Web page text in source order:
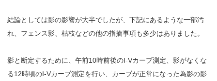
結論としては影の影響が大半でしたが、下記にあるような一部汚
れ、フェンス影、枯枝などの他の指摘事項も多少はありました。
影と断定するために、午前10時前後のI-Vカーブ測定、影がなくな
る12時頃のI-Vカーブ測定を行い、カーブが正常になった為影の影